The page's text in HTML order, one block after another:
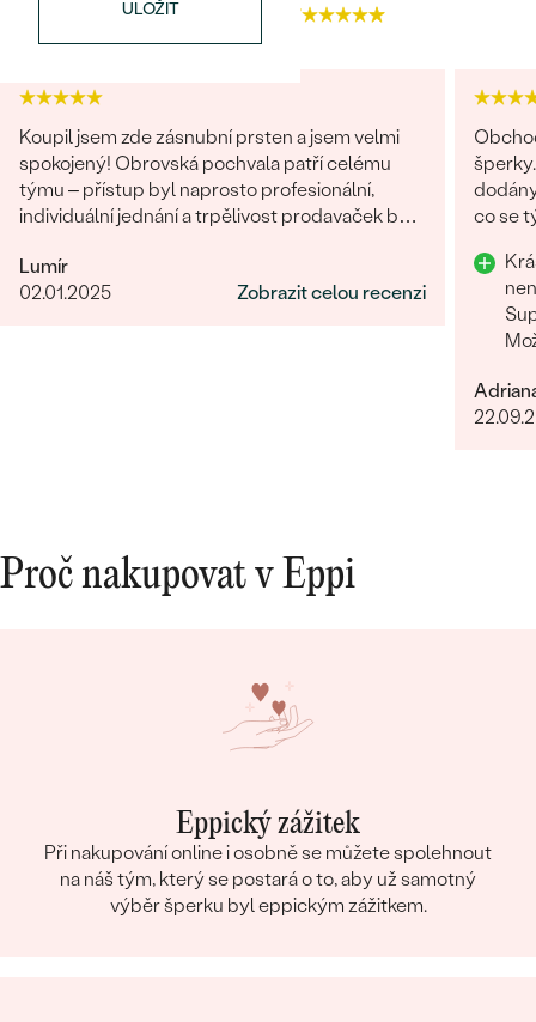
Přírodní
ULOŽIT
4.9 4.7
Koupil jsem zde zásnubní prsten a jsem velmi
spokojený! Obrovská pochvala patří celému
týmu – přístup byl naprosto profesionální,
individuální jednání a trpělivost prodavaček byly
komunikaci, kdy jsme vše vyřešili rychle a k mé
plné spokojenosti. Prsten je nádherný a celý
Lumír
02.01.2025
Zobrazit celou recenzi
co se týče vstřícného
Proč nakupovat v Eppi
Eppický zážitek
Při nakupování online i osobně se můžete spolehnout
na náš tým, který se postará o to, aby už samotný
výběr šperku byl eppickým zážitkem.